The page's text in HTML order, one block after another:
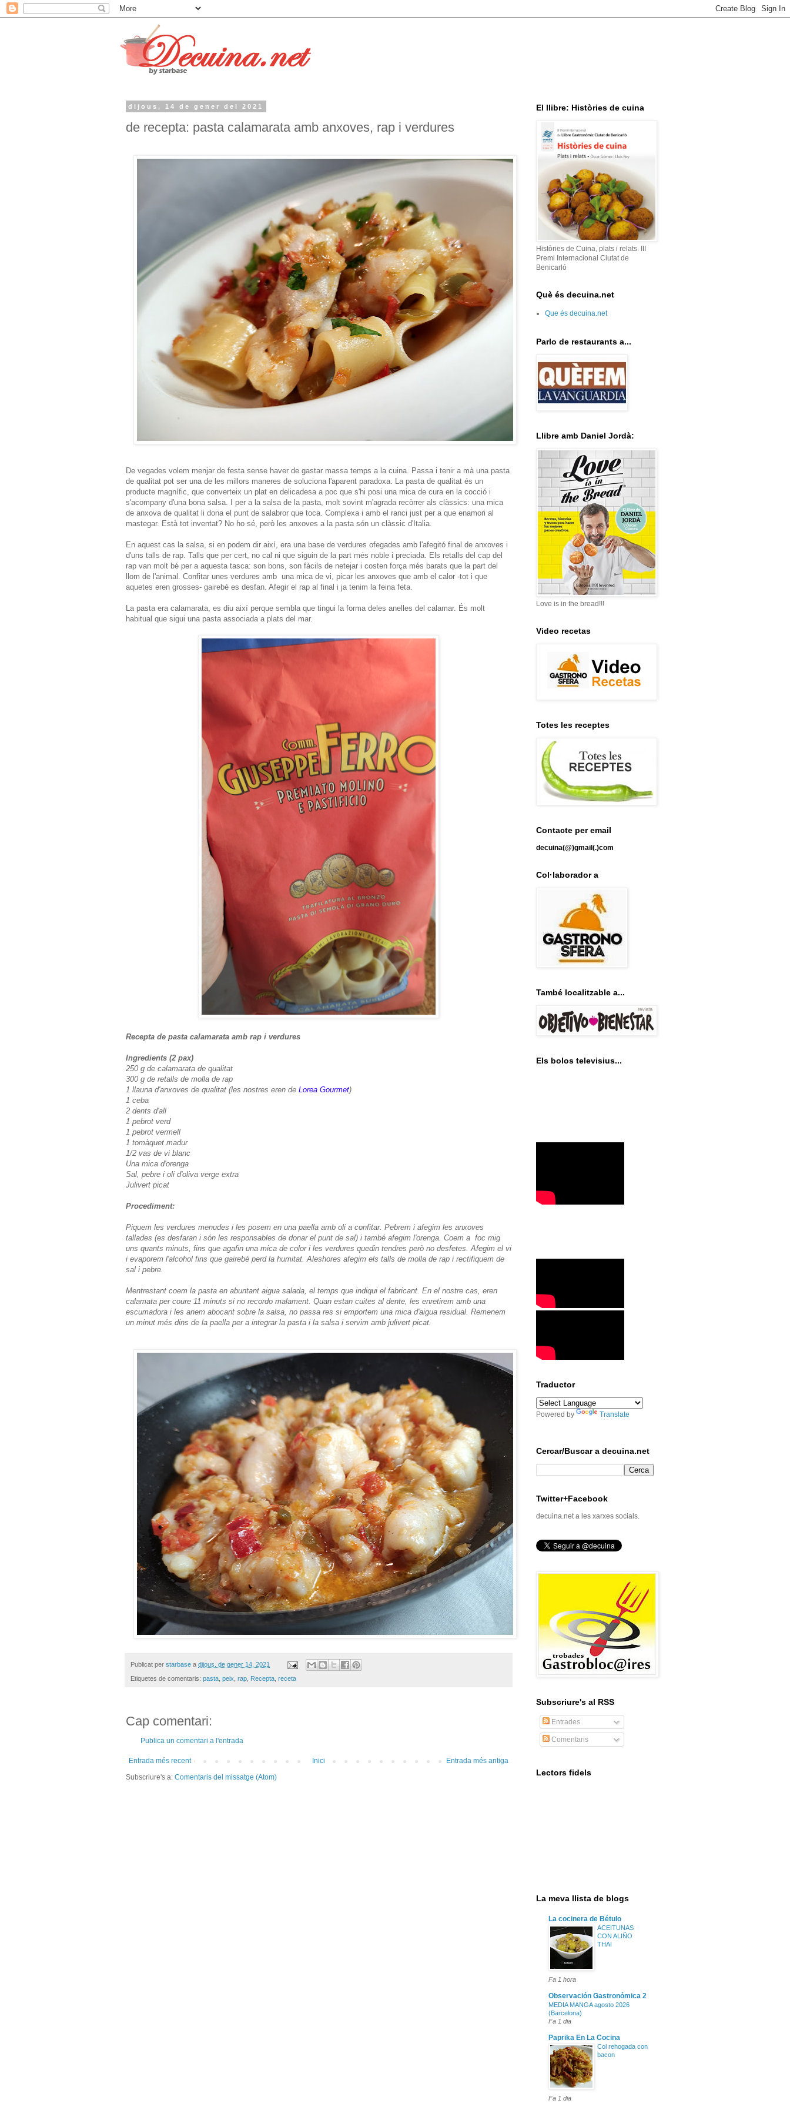
dijous, 14 de gener del 2021
de recepta: pasta calamarata amb anxoves, rap i verdures
De vegades volem menjar de festa sense haver de gastar massa temps a la cuina. Passa i tenir a mà una pasta
de qualitat pot ser una de les millors maneres de soluciona l'aparent paradoxa. La pasta de qualitat és un
producte magnífic, que converteix un plat en delicadesa a poc que s'hi posi una mica de cura en la cocció i
s'acompany d'una bona salsa. I per a la salsa de la pasta, molt sovint m'agrada recòrrer als clàssics: una mica
de anxova de qualitat li dona el punt de salabror que toca. Complexa i amb el ranci just per a que enamori al
mastegar. Està tot inventat? No ho sé, però les anxoves a la pasta són un clàssic d'Italia.
En aquest cas la salsa, si en podem dir així, era una base de verdures ofegades amb l'afegitó final de anxoves i
d'uns talls de rap. Talls que per cert, no cal ni que siguin de la part més noble i preciada. Els retalls del cap del
rap van molt bé per a aquesta tasca: son bons, son fàcils de netejar i costen força més barats que la part del
llom de l'animal. Confitar unes verdures amb una mica de vi, picar les anxoves que amb el calor -tot i que
aquetes eren grosses- gairebé es desfan. Afegir el rap al final i ja tenim la feina feta.
La pasta era calamarata, es diu així perque sembla que tingui la forma deles anelles del calamar. És molt
habitual que sigui una pasta associada a plats del mar.
Recepta de pasta calamarata amb rap i verdures
Ingredients (2 pax)
250 g de calamarata de qualitat
300 g de retalls de molla de rap
1 llauna d'anxoves de qualitat (les nostres eren de Lorea Gourmet)
1 ceba
2 dents d'all
1 pebrot verd
1 pebrot vermell
1 tomàquet madur
1/2 vas de vi blanc
Una mica d'orenga
Sal, pebre i oli d'oliva verge extra
Julivert picat
Procediment:
Piquem les verdures menudes i les posem en una paella amb oli a confitar. Pebrem i afegim les anxoves
tallades (es desfaran i són les responsables de donar el punt de sal) i també afegim l'orenga. Coem a foc mig
uns quants minuts, fins que agafin una mica de color i les verdures quedin tendres però no desfetes. Afegim el vi
i evaporem l'alcohol fins que gairebé perd la humitat. Aleshores afegim els talls de molla de rap i rectifiquem de
sal i pebre.
Mentrestant coem la pasta en abuntant aigua salada, el temps que indiqui el fabricant. En el nostre cas, eren
calamata per coure 11 minuts si no recordo malament. Quan estan cuites al dente, les enretirem amb una
escumadora i les anem abocant sobre la salsa, no passa res si emportem una mica d'aigua residual. Remenem
un minut més dins de la paella per a integrar la pasta i la salsa i servim amb julivert picat.
Publicat per starbase a dijous, de gener 14, 2021
Etiquetes de comentaris: pasta peix rap Recepta receta
Cap comentari:
Publica un comentari a l'entrada
Entrada més recent Entrada més antiga
Inici
Subscriure's a: Comentaris del missatge (Atom)
El llibre: Històries de cuina
Històries de Cuina, plats i relats. III
Premi Internacional Ciutat de
Benicarló
Què és decuina.net
Que és decuina.net
Parlo de restaurants a...
Llibre amb Daniel Jordà:
Love is in the bread!!!
Video recetas
Totes les receptes
Contacte per email
decuina(@)gmail(.)com
Col·laborador a
També localitzable a...
Els bolos televisius...
Traductor
Powered by Translate
Cercar/Buscar a decuina.net
Twitter+Facebook
decuina.net a les xarxes socials.
Subscriure's al RSS
Entrades
Comentaris
Lectors fidels
La meva llista de blogs
La cocinera de Bétulo
ACEITUNAS
CON ALIÑO
THAI
Fa 1 hora
Observación Gastronómica 2
MEDIA MANGA agosto 2026
(Barcelona)
Fa 1 dia
Paprika En La Cocina
Col rehogada con
bacon
Fa 1 dia